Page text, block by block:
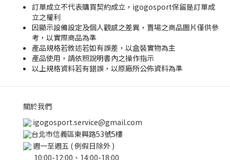
訂單成立不代表購買契約成立，igogosport保留是訂單成
立之權利
因顯示設備設定及個人觀感之差異，賣場之商品圖片僅供參
考，以實際商品為準
產品規格若敘述若如有誤差，以盒裝實物為主
產品使用，請依照說明書內之操作指示
以上規格資料若有錯誤，以原廠所公佈資料為準
關於我們
igogosport.service@gmail.com
台北市信義區東興路53號5樓
週一至週五 ( 例假日除外 )
10:00-12:00、14:00-18:00